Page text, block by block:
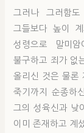
그러나 그러함
그들보다 높이
성령으로 말미
불구하고 죄가 없
올리신 것은 물론
죽기까지 순종하
그의 성육신과 낮
이미 존재하고